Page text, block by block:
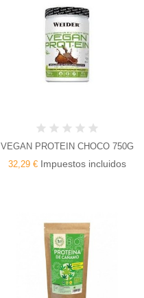
VEGAN PROTEIN CHOCO 750G
32,29 € Impuestos incluidos